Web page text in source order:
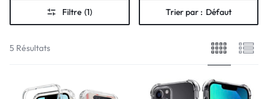
Filtre (1) Trier par : Défaut
5 Résultats